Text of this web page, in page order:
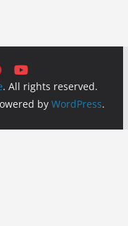
. All rights reserved.
by WordPress.